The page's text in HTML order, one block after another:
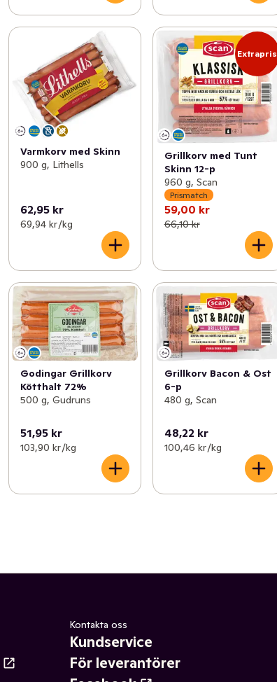
Varmkorv med Skinn
900 g, Lithells
62,95 kr
69,94 kr /kg
Extrapris
Grillkorv med Tunt
Skinn 12-p
960 g, Scan
Prismatch
59,00 kr
66,10 kr
Godingar Grillkorv
Kötthalt 72%
500 g, Gudruns
51,95 kr
103,90 kr /kg
Grillkorv Bacon & Ost
6-p
480 g, Scan
48,22 kr
100,46 kr /kg
Kontakta oss
Kundservice
För leverantörer